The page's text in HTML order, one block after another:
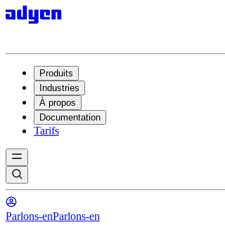
Produits
Industries
À propos
Documentation
Tarifs
Parlons-enParlons-en